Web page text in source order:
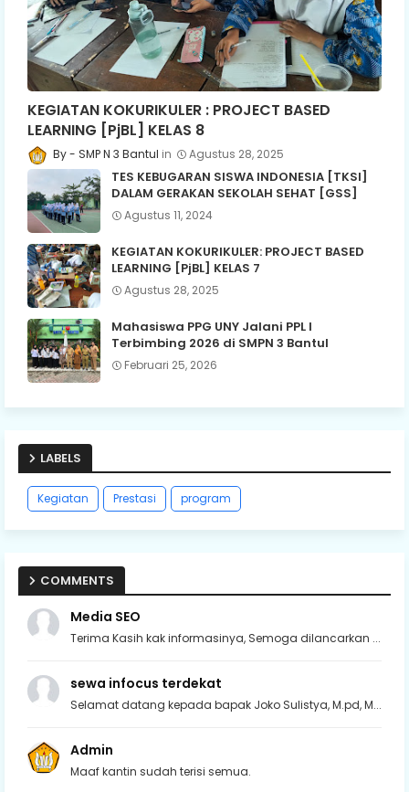
KEGIATAN KOKURIKULER : PROJECT BASED
LEARNING [PjBL] KELAS 8
SMP N 3 Bantul Agustus 28, 2025
TES KEBUGARAN SISWA INDONESIA [TKSI]
DALAM GERAKAN SEKOLAH SEHAT [GSS]
Agustus 11, 2024
KEGIATAN KOKURIKULER: PROJECT BASED
LEARNING [PjBL] KELAS 7
Agustus 28, 2025
Mahasiswa PPG UNY Jalani PPL I
Terbimbing 2026 di SMPN 3 Bantul
Februari 25, 2026
LABELS
Kegiatan Prestasi program
COMMENTS
Media SEO
Terima Kasih kak informasinya, Semoga dilancarkan ...
sewa infocus terdekat
Selamat datang kepada bapak Joko Sulistya, M.pd, M...
Admin
Maaf kantin sudah terisi semua.